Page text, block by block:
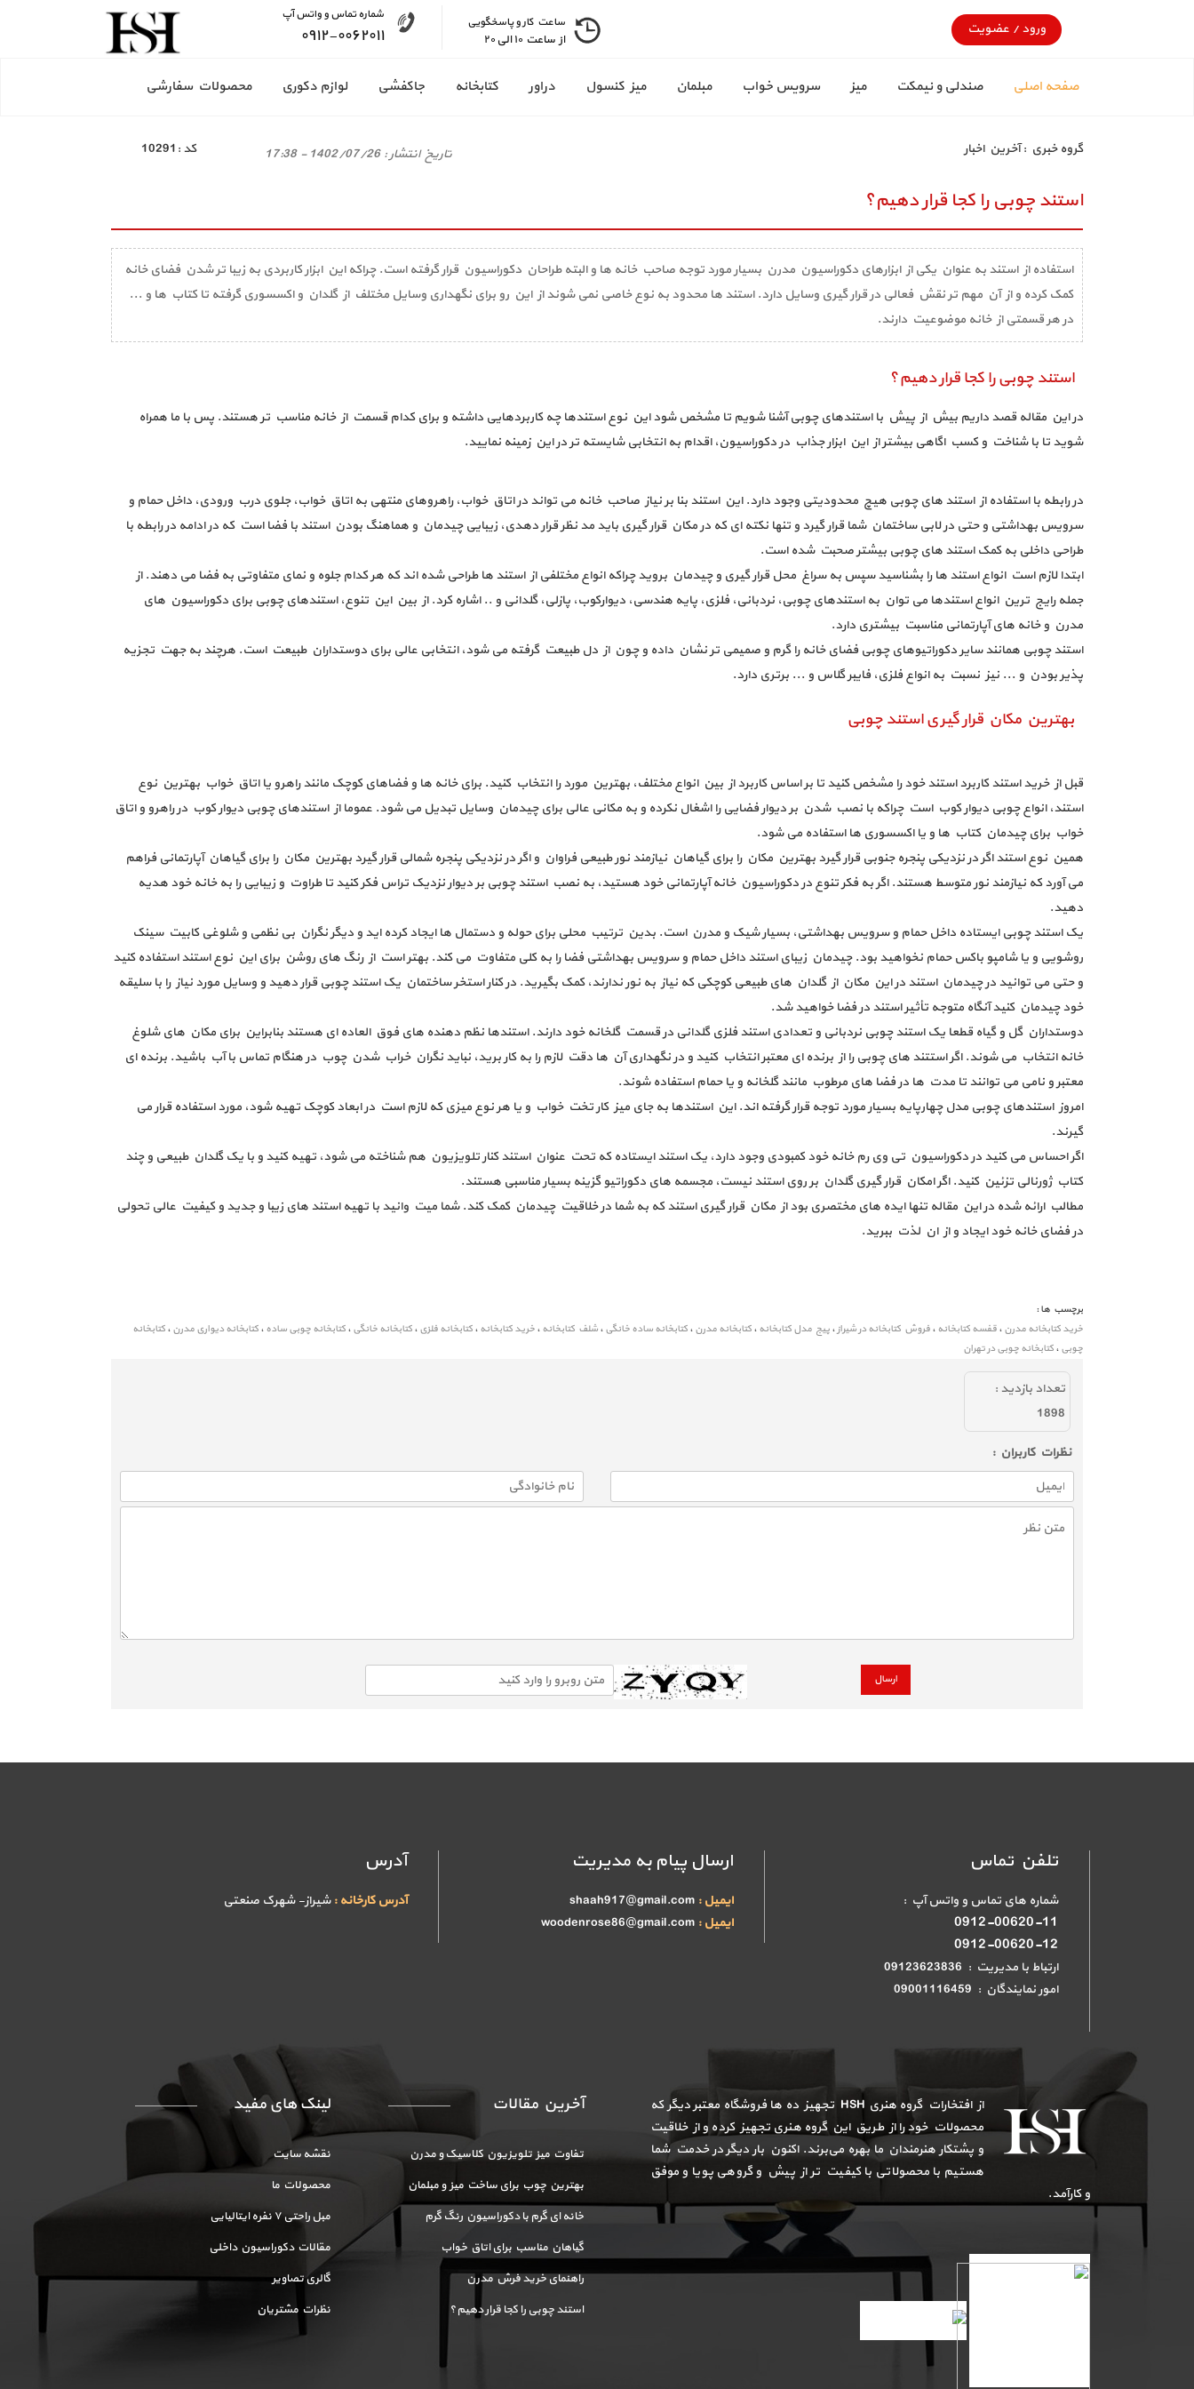
ساعت کار و پاسخگویی
از ساعت ۱۰ الی ۲۰
شماره تماس و واتس آپ
۰۹۱۲-۰۰۶۲۰۱۱ ورود/عضویت
صفحه اصلی صندلی و نیمکت میز سرویس خواب مبلمان میز کنسول دراور کتابخانه جاکفشی لوازم دکوری محصولات سفارشی
گروه خبري :آخرین اخبار تاريخ انتشار :1402/07/26 - 17:38 كد :10291
استند چوبی را کجا قرار دهیم؟
استفاده از استند به عنوان یکی از ابزارهای دکوراسیون مدرن بسیار مورد توجه صاحب خانه ها و البته طراحان دکوراسیون قرار گرفته است. چراکه این ابزار کاربردی به زیبا تر شدن فضای خانه
کمک کرده و از آن مهم تر نقش فعالی در قرار گیری وسایل دارد. استند ها محدود به نوع خاصی نمی شوند از این رو برای نگهداری وسایل مختلف از گلدان و اکسسوری گرفته تا کتاب ها و ...
در هر قسمتی از خانه موضوعیت دارند.
استند چوبی را کجا قرار دهیم؟
در این مقاله قصد داریم بیش از پیش با استندهای چوبی آشنا شویم تا مشخص شود این نوع استندها چه کاربردهایی داشته و برای کدام قسمت از خانه مناسب تر هستند. پس با ما همراه
شوید تا با شناخت و کسب اگاهی بیشتر از این ابزار جذاب در دکوراسیون، اقدام به انتخابی شایسته تر در این زمینه نمایید.
در رابطه با استفاده از استند های چوبی هیچ محدودیتی وجود دارد. این استند بنا بر نیاز صاحب خانه می تواند در اتاق خواب، راهروهای منتهی به اتاق خواب، جلوی درب ورودی، داخل حمام و
سرویس بهداشتی و حتی در لابی ساختمان شما قرار گیرد و تنها نکته ای که در مکان قرار گیری باید مد نظر قرار دهدی، زیبایی چیدمان و هماهنگ بودن استند با فضا است که در ادامه در رابطه با
طراحی داخلی به کمک استند های چوبی بیشتر صحبت شده است.
ابتدا لازم است انواع استند ها را بشناسید سپس به سراغ محل قرار گیری و چیدمان بروید چراکه انواع مختلفی از استند ها طراحی شده اند که هر کدام جلوه و نمای متفاوتی به فضا می دهند. از
جمله رایج ترین انواع استندها می توان به استندهای چوبی، نردبانی، فلزی، پایه هندسی، دیوارکوب، پازلی، گلدانی و .. اشاره کرد. از بین این تنوع، استندهای چوبی برای دکوراسیون های
مدرن و خانه های آپارتمانی مناسبت بیشتری دارد.
استند چوبی همانند سایر دکوراتیوهای چوبی فضای خانه را گرم و صمیمی تر نشان داده و چون از دل طبیعت گرفته می شود، انتخابی عالی برای دوستداران طبیعت است. هرچند به جهت تجزیه
پذیر بودن و ... نیز نسبت به انواع فلزی، فایبر گلاس و ... برتری دارد.
بهترین مکان قرار گیری استند چوبی
قبل از خرید استند کاربرد استند خود را مشخص کنید تا بر اساس کاربرد از بین انواع مختلف، بهترین مورد را انتخاب کنید. برای خانه ها و فضاهای کوچک مانند راهرو یا اتاق خواب بهترین نوع
استند، انواع چوبی دیوار کوب است چراکه با نصب شدن بر دیوار فضایی را اشغال نکرده و به مکانی عالی برای چیدمان وسایل تبدیل می شود. عموما از استندهای چوبی دیوار کوب در راهرو و اتاق
خواب برای چیدمان کتاب ها و یا اکسسوری ها استفاده می شود.
همین نوع استند اگر در نزدیکی پنجره جنوبی قرار گیرد بهترین مکان را برای گیاهان نیازمند نور طبیعی فراوان و اگر در نزدیکی پنجره شمالی قرار گیرد بهترین مکان را برای گیاهان آپارتمانی فراهم
می آورد که نیازمند نور متوسط هستند. اگر به فکر تنوع در دکوراسیون خانه آپارتمانی خود هستید، به نصب استند چوبی بر دیوار نزدیک تراس فکر کنید تا طراوت و زیبایی را به خانه خود هدیه
دهید.
یک استند چوبی ایستاده داخل حمام و سرویس بهداشتی، بسیار شیک و مدرن است. بدین ترتیب محلی برای حوله و دستمال ها ایجاد کرده اید و دیگر نگران بی نظمی و شلوغی کابیت سینک
روشویی و یا شامپو باکس حمام نخواهید بود. چیدمان زیبای استند داخل حمام و سرویس بهداشتی فضا را به کلی متفاوت می کند. بهتر است از رنگ های روشن برای این نوع استند استفاده کنید
و حتی می توانید در چیدمان استند در این مکان از گلدان های طبیعی کوچکی که نیاز به نور ندارند، کمک بگیرید. در کنار استخر ساختمان یک استند چوبی قرار دهید و وسایل مورد نیاز را با سلیقه
خود چیدمان کنید آنگاه متوجه تأثیر استند در فضا خواهید شد.
دوستداران گل و گیاه قطعا یک استند چوبی نردبانی و تعدادی استند فلزی گلدانی در قسمت گلخانه خود دارند. استندها نظم دهنده های فوق العاده ای هستند بنابراین برای مکان های شلوغ
خانه انتخاب می شوند. اگر استتند های چوبی را از برنده ای معتبر انتخاب کنید و در نگهداری آن ها دقت لازم را به کار برید، نباید نگران خراب شدن چوب در هنگام تماس با آب باشید. برنده ای
معتبر و نامی می توانند تا مدت ها در فضا های مرطوب مانند گلخانه و یا حمام استفاده شوند.
امروز استندهای چوبی مدل چهارپایه بسیار مورد توجه قرار گرفته اند. این استندها به جای میز کار تخت خواب و یا هر نوع میزی که لازم است در ابعاد کوچک تهیه شود، مورد استفاده قرار می
گیرند.
اگر احساس می کنید در دکوراسیون تی وی رم خانه خود کمبودی وجود دارد، یک استند ایستاده که تحت عنوان استند کنار تلویزیون هم شناخته می شود، تهیه کنید و با یک گلدان طبیعی و چند
کتاب ژورنالی تزئین کنید. اگر امکان قرار گیری گلدان بر روی استند نیست، مجسمه های دکوراتیو گزینه بسیار مناسبی هستند.
مطالب ارائه شده در این مقاله تنها ایده های مختصری بود از مکان قرار گیری استند که به شما در خلاقیت چیدمان کمک کند. شما میت وانید با تهیه استند های زیبا و جدید و کیفیت عالی تحولی
در فضای خانه خود ایجاد و از ان لذت ببرید.
برچسب ها :
خرید کتابخانه مدرن،قفسه کتابخانه،فروش کتابخانه در شیراز،پیج مدل کتابخانه،کتابخانه مدرن،کتابخانه ساده خانگی،شلف کتابخانه،خرید کتابخانه،کتابخانه فلزی،کتابخانه خانگی،کتابخانه چوبی ساده،کتابخانه دیواری مدرن،کتابخانه
چوبی،کتابخانه چوبی در تهران
تعداد بازديد :
1898
نظرات كاربران :
تلفن تماس
شماره های تماس و واتس آپ :
0912-00620-11
0912-00620-12
ارتباط با مدیریت : 09123623836
امور نمایندگان : 09001116459
ارسال پیام به مدیریت
ایمیل : shaah917@gmail.com
ایمیل :woodenrose86@gmail.com
آدرس
آدرس کارخانه :شیراز- شهرک صنعتی
لینک های مفید
نقشه سایت
محصولات ما
مبل راحتی ۷ نفره ایتالیایی
مقالات دکوراسیون داخلی
گالری تصاویر
نظرات مشتریان
آخرین مقالات
تفاوت میز تلویزیون کلاسیک و مدرن
بهترین چوب برای ساخت میز و مبلمان
خانه ای گرم با دکوراسیون رنگ گرم
گیاهان مناسب برای اتاق خواب
راهنمای خرید فرش مدرن
استند چوبی را کجا قرار دهیم؟
از افتخارات گروه هنری HSH تجهیز ده ها فروشگاه معتبر دیگر که
محصولات خود را از طریق این گروه هنری تجهیز کرده و از خلاقیت
و پشتکار هنرمندان ما بهره می‌برند. اکنون بار دیگر در خدمت شما
هستیم با محصولاتی با کیفیت تر از پیش و گروهی پویا و موفق
و کارآمد.